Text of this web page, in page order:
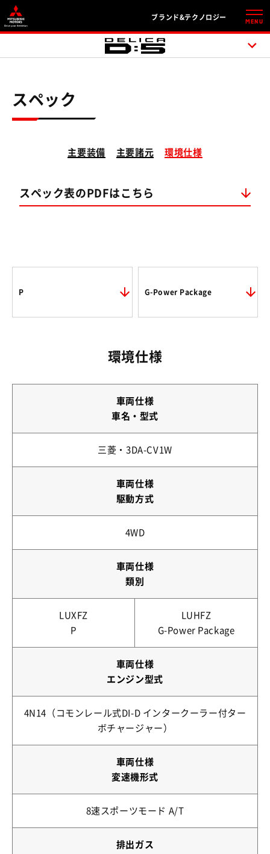
ブランド&テクノロジー
MENU
スペック
主要装備 主要諸元 環境仕様
スペック表のPDFはこちら
P G-Power Package
環境仕様
車両仕様
車名・型式
三菱・3DA-CV1W
車両仕様
駆動方式
4WD
車両仕様
類別
LUXFZ
P
LUHFZ
G-Power Package
車両仕様
エンジン型式
4N14（コモンレール式DI-D インタークーラー付ター
ボチャージャー）
車両仕様
変速機形式
8速スポーツモード A/T
排出ガス